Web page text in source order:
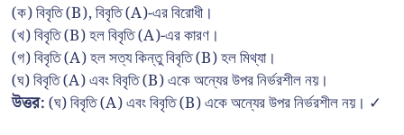
(ক) বিবৃতি (B), বিবৃতি (A)-এর বিরোধী।
(খ) বিবৃতি (B) হল বিবৃতি (A)-এর কারণ।
(গ) বিবৃতি (A) হল সত্য কিন্তু বিবৃতি (B) হল মিথ্যা।
(ঘ) বিবৃতি (A) এবং বিবৃতি (B) একে অন্যের উপর নির্ভরশীল নয়।
উত্তর:(ঘ) বিবৃতি (A) এবং বিবৃতি (B) একে অন্যের উপর নির্ভরশীল নয়। ✓